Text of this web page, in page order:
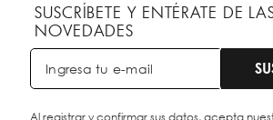
SUSCRÍBETE Y ENTÉRATE DE
NOVEDADES
Al registrar y confirmar sus datos, acepta